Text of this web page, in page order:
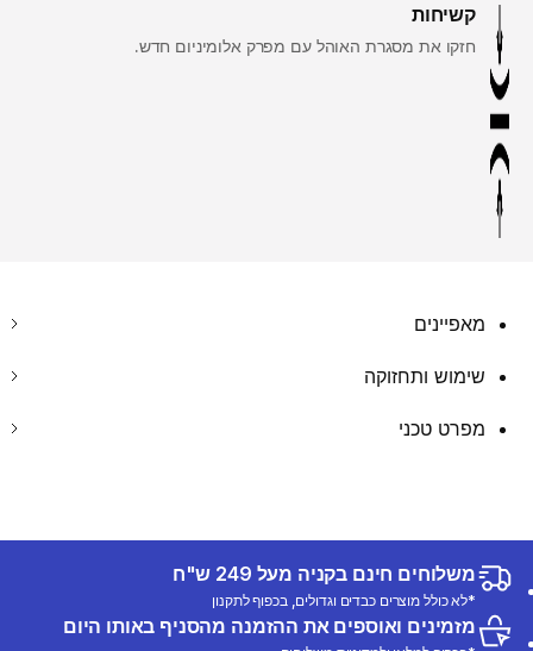
קשיחות
חזקו את מסגרת האוהל עם מפרק אלומיניום חדש.
מאפיינים
שימוש ותחזוקה
מפרט טכני
משלוחים חינם בקניה מעל 249 ש"ח
*לא כולל מוצרים כבדים וגדולים, בכפוף לתקנון
מזמינים ואוספים את ההזמנה מהסניף באותו היום